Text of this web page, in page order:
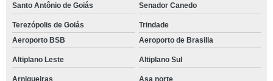
Santo Antônio de Goiás Senador Canedo
Terezópolis de Goiás
Trindade
Aeroporto BSB
Aeroporto de Brasilia
Altiplano Leste Altiplano Sul
Arniqueiras Asa norte